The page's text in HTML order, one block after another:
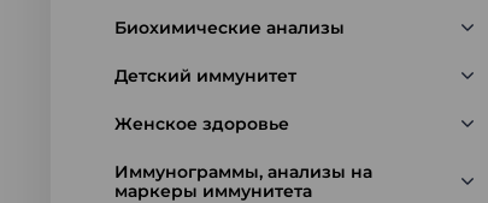
Биохимические анализы
Детский иммунитет
Женское здоровье
Иммунограммы, анализы на
маркеры иммунитета